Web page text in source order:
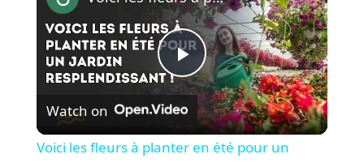
P
l
Watch on
Voici les fleurs à planter en été pour un